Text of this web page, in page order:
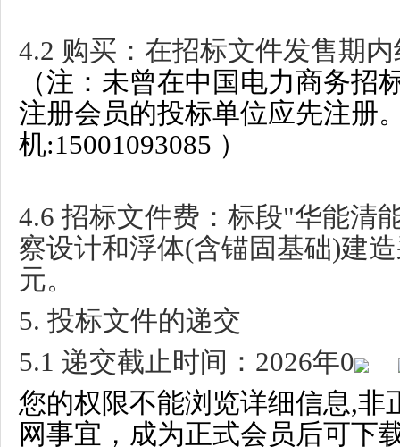
4.2 购买：在招标文件发售期
（注：未曾在中国电力商务招
注册会员的投标单位应先注册
机:15001093085 ）
4.6 招标文件费：标段"华能清
察设计和浮体(含锚固基础)建
元。
5. 投标文件的递交
5.1 递交截止时间： 2026年0
您的权限不能浏览详细信息,非
网事宜，成为正式会员后可下